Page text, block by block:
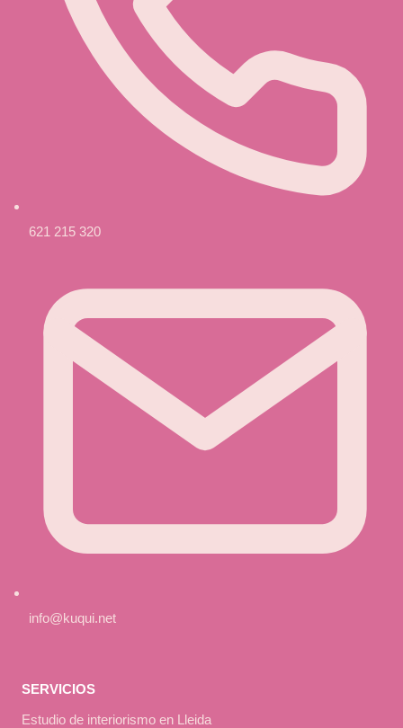
621 215 320
info@kuqui.net
SERVICIOS
Estudio de interiorismo en Lleida